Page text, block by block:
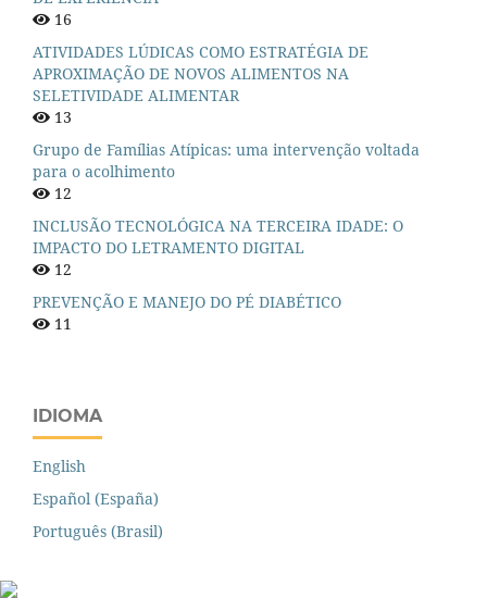
16
ATIVIDADES LÚDICAS COMO ESTRATÉGIA DE
APROXIMAÇÃO DE NOVOS ALIMENTOS NA
SELETIVIDADE ALIMENTAR
13
Grupo de Famílias Atípicas: uma intervenção voltada
para o acolhimento
12
INCLUSÃO TECNOLÓGICA NA TERCEIRA IDADE: O
IMPACTO DO LETRAMENTO DIGITAL
12
PREVENÇÃO E MANEJO DO PÉ DIABÉTICO
11
IDIOMA
English
Español (España)
Português (Brasil)